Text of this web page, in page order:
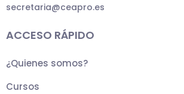
secretaria@ceapro.es
ACCESO RÁPIDO
¿Quienes somos?
Cursos